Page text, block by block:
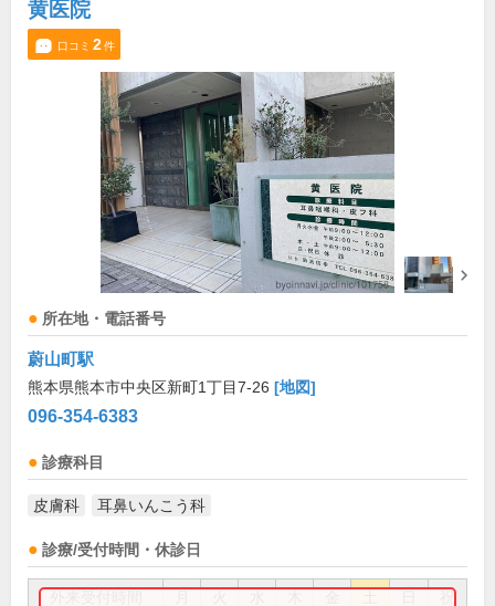
黄医院
口コミ 2件
所在地・電話番号
蔚山町駅
熊本県熊本市中央区新町1丁目7-26 [地図]
096-354-6383
診療科目
皮膚科 耳鼻いんこう科
診療/受付時間・休診日
祝